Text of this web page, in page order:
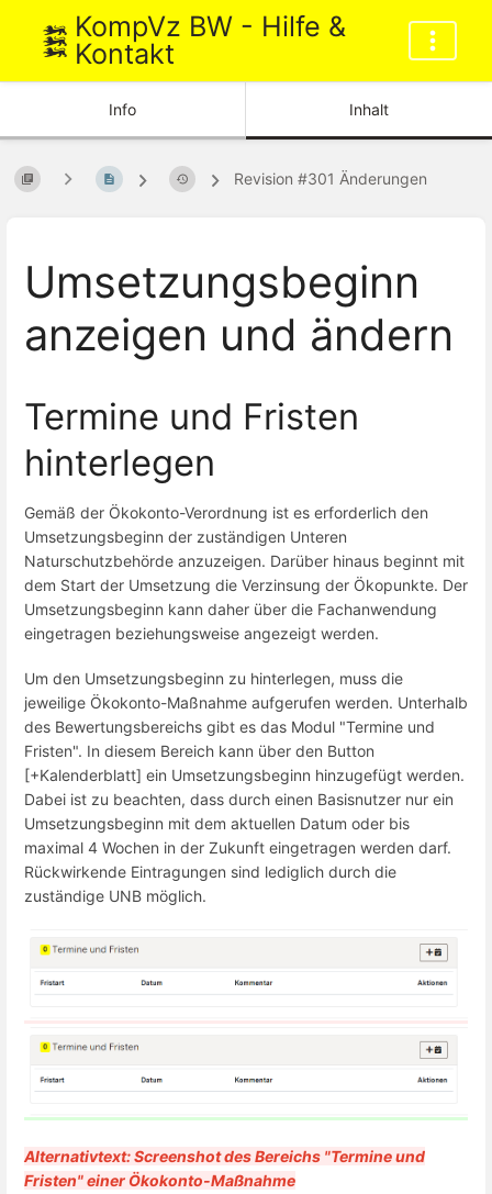
KompVz BW - Hilfe &
Kontakt
Info Inhalt
Revision #301 Änderungen
Umsetzungsbeginn
anzeigen und ändern
Termine und Fristen
hinterlegen
Gemäß der Ökokonto-Verordnung ist es erforderlich den
Umsetzungsbeginn der zuständigen Unteren
Naturschutzbehörde anzuzeigen. Darüber hinaus beginnt mit
dem Start der Umsetzung die Verzinsung der Ökopunkte. Der
Umsetzungsbeginn kann daher über die Fachanwendung
eingetragen beziehungsweise angezeigt werden.
Um den Umsetzungsbeginn zu hinterlegen, muss die
jeweilige Ökokonto-Maßnahme aufgerufen werden. Unterhalb
des Bewertungsbereichs gibt es das Modul "Termine und
Fristen". In diesem Bereich kann über den Button
[+Kalenderblatt] ein Umsetzungsbeginn hinzugefügt werden.
Dabei ist zu beachten, dass durch einen Basisnutzer nur ein
Umsetzungsbeginn mit dem aktuellen Datum oder bis
maximal 4 Wochen in der Zukunft eingetragen werden darf.
Rückwirkende Eintragungen sind lediglich durch die
zuständige UNB möglich.
Alternativtext: Screenshot des Bereichs "Termine und
Fristen" einer Ökokonto-Maßnahme